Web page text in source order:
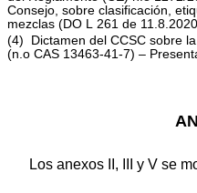
Consejo, sobre clasificación,
mezclas (DO L 261 de
(4) Dictamen del CCSC sobre
(n.o CAS 13463-41-7) –
Los anexos II, III y V se